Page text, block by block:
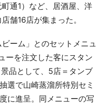
通1）など、居酒屋、洋
舗16店が集まった。
ーム」とのセットメニュ
ーを注文した客にスタン
品として、5店＝タンブ
選で山崎蒸溜所特別セミ
に進呈。同メニューの写